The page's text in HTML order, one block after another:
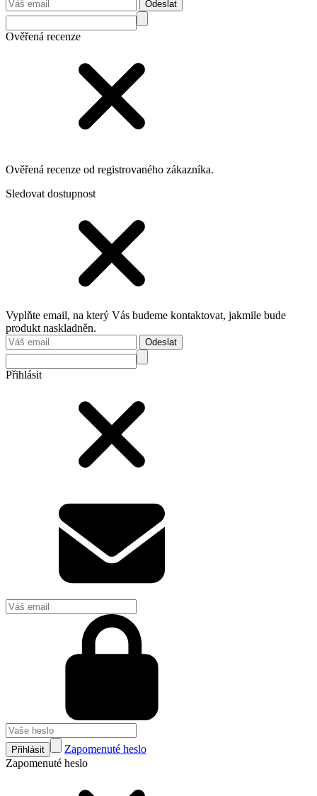
Odeslat
Ověřená recenze
Ověřená recenze od registrovaného zákazníka.
Sledovat dostupnost
Vyplňte email, na který Vás budeme kontaktovat, jakmile bude
produkt naskladněn.
Odeslat
Přihlásit
Přihlásit
Zapomenuté heslo
Zapomenuté heslo